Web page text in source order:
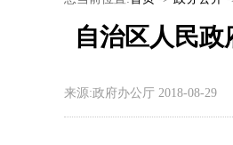
自治区人民
来源:政府办公厅 2018-08-29